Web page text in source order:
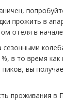
прожить в
отеля в
сезонными
в то время
пиков, вы
проживания в